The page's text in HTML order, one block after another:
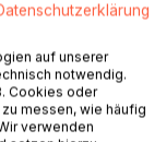
und explizit
der Baseler
Anreize für
operativen Risiko
wenn die
auf unserer
notwendig.
Cookies oder
messen, wie häufig
verwenden